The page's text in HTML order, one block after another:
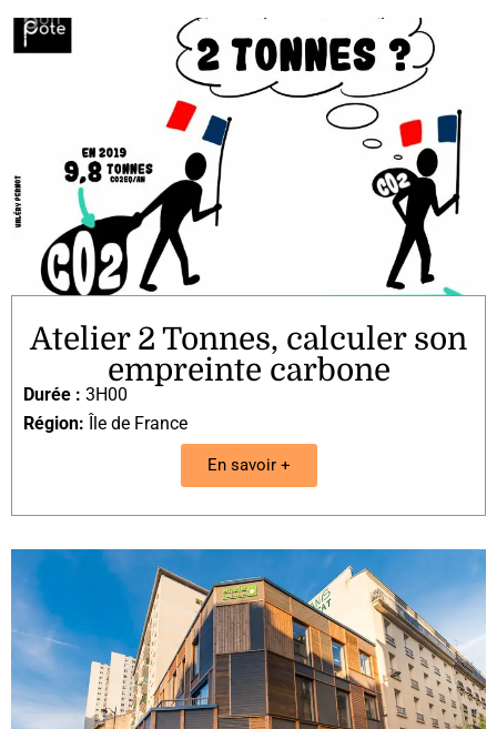
Atelier 2 Tonnes, calculer son
empreinte carbone
Durée : 3H00
Région: Île de France
En savoir +